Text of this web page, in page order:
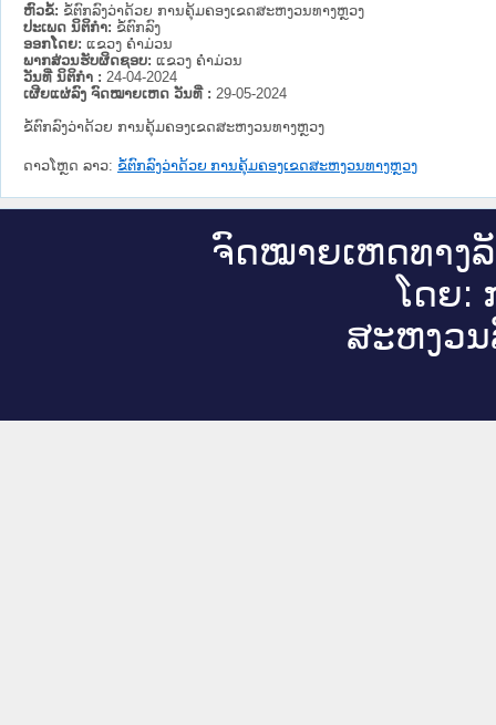
ຫົວຂໍ້: ຂໍ້ຕົກລົງວ່າດ້ວຍ ການຄຸ້ມຄອງເຂດສະຫງວນທາງຫຼວງ
ປະເພດ ນິຕິກໍາ: ຂໍ້ຕົກລົງ
ອອກໂດຍ: ແຂວງ ຄໍາມ່ວນ
ພາກສ່ວນຮັບຜິດຊອບ: ແຂວງ ຄໍາມ່ວນ
ວັນທີ່ ນິຕິກໍາ : 24-04-2024
ເຜີຍແຜ່ລົງ ຈົດໝາຍເຫດ ວັນທີ່ : 29-05-2024
ຂໍ້ຕົກລົງວ່າດ້ວຍ ການຄຸ້ມຄອງເຂດສະຫງວນທາງຫຼວງ
ດາວໂຫຼດ ລາວ: ຂໍ້ຕົກລົງວ່າດ້ວຍ ການຄຸ້ມຄອງເຂດສະຫງວນທາງຫຼວງ
ຈົດ​ໝາຍ​ເຫດ​ທາງ​
ໂດຍ:
ສະ​ຫງວນ​